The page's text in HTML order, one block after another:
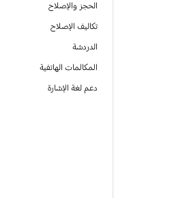
الحجز والإصلاح
تكاليف الإصلاح
الدردشة
المكالمات الهاتفية
دعم لغة الإشارة